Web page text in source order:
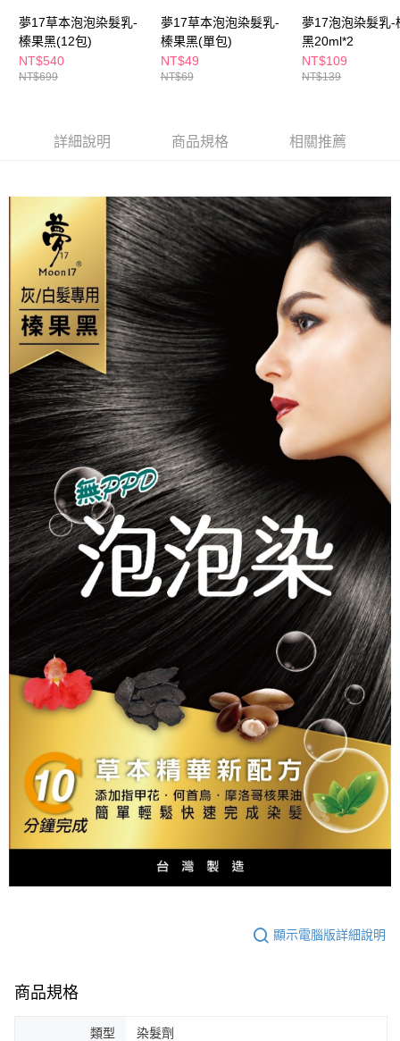
易，需依本服務之必要範圍內提供個人資料，並將交易相關給付款項請求債
權轉讓予恩沛科技股份有限公司。
２．關於個人資料處理事宜，請瀏覽以下網址：
https://aftee.tw/terms/#terms3
４．使用「AFTEE先享後付」時，將依據個別帳號之用戶狀況，依本公司即
恩沛科技股份有限公司將有權停止該用戶之使用額度並採取法律行動。
每筆NT$65，滿NT$490(含以上)免運費
付款後7-11取貨
每筆NT$65，滿NT$490(含以上)免運費
夢17草本泡泡染髮乳-
榛果黑(12包)
NT$540
NT$699
夢17草本泡泡染髮乳-
榛果黑(單包)
NT$49
NT$69
夢17泡泡染髮乳-
黑20ml*2
NT$109
NT$139
詳細說明 商品規格 相關推薦
顯示電腦版詳細說明
商品規格
類型 染髮劑